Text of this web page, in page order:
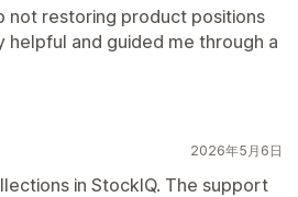
not restoring product positions
and guided me through a
2026年5月6日
in StockIQ. The support